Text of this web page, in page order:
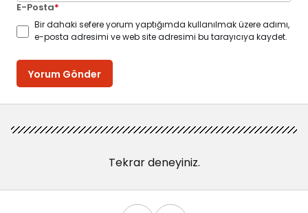
E-Posta*
Bir dahaki sefere yorum yaptığımda kullanılmak üzere adımı,
e-posta adresimi ve web site adresimi bu tarayıcıya kaydet.
Yorum Gönder
Tekrar deneyiniz.